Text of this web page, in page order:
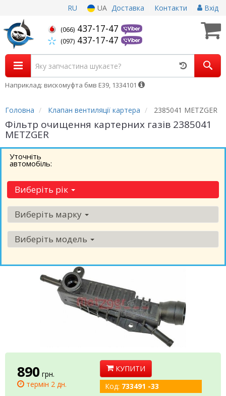
RU UA Доставка Контакти Вхід
(066) 437-17-47
(097) 437-17-47
Наприклад: вискомуфта бмв Е39, 1334101
Головна Клапан вентиляції картера 2385041 METZGER
Фільтр очищення картерних газів 2385041
METZGER
Уточніть
автомобіль:
Виберіть рік
Виберіть марку
Виберіть модель
890 грн.
термін 2 дн.
КУПИТИ
Код: 733491 -33